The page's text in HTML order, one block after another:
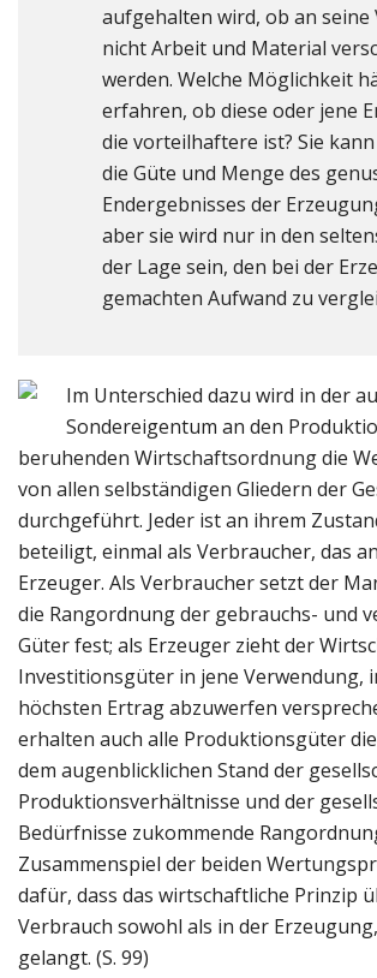
aufgehalten wird, ob an seine
nicht Arbeit und Material
werden. Welche Möglichkeit
erfahren, ob diese oder jene
die vorteilhaftere ist? Sie
die Güte und Menge des
Endergebnisses der
aber sie wird nur in den
der Lage sein, den bei der
gemachten Aufwand zu
Im Unterschied dazu wird in der
Sondereigentum an den
beruhenden Wirtschaftsordnung die
von allen selbständigen Gliedern der
durchgeführt. Jeder ist an ihrem
beteiligt, einmal als Verbraucher, das
Erzeuger. Als Verbraucher setzt der
die Rangordnung der gebrauchs- und
Güter fest; als Erzeuger zieht der
Investitionsgüter in jene Verwendung,
höchsten Ertrag abzuwerfen
erhalten auch alle Produktionsgüter
dem augenblicklichen Stand der
Produktionsverhältnisse und der
Bedürfnisse zukommende
Zusammenspiel der beiden
dafür, dass das wirtschaftliche Prinzip
Verbrauch sowohl als in der
gelangt. (S. 99)